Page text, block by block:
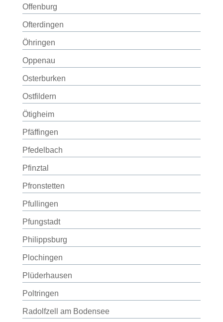
Offenburg
Ofterdingen
Öhringen
Oppenau
Osterburken
Ostfildern
Ötigheim
Pfäffingen
Pfedelbach
Pfinztal
Pfronstetten
Pfullingen
Pfungstadt
Philippsburg
Plochingen
Plüderhausen
Poltringen
Radolfzell am Bodensee